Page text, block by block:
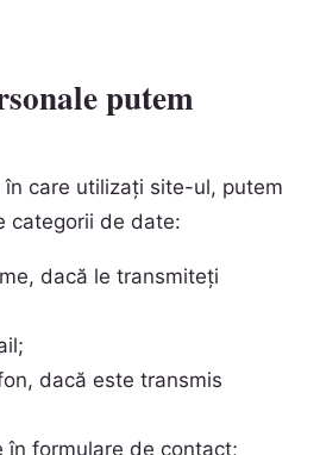
putem
care utilizați site-ul, putem
categorii de date:
dacă le transmiteți
dacă este transmis
în formulare de contact;